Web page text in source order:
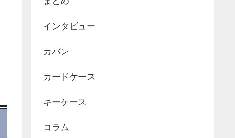
インタビュー
カバン
カードケース
キーケース
コラム